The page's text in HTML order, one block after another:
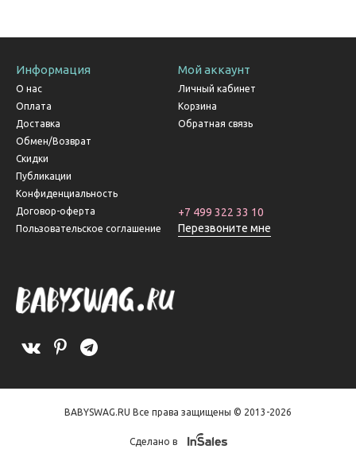
Информация
О нас
Оплата
Доставка
Обмен/Возврат
Скидки
Публикации
Конфиденциальность
Договор-оферта
Пользовательское соглашение
Мой аккаунт
Личный кабинет
Корзина
Обратная связь
+7 499 322 33 10
Перезвоните мне
BABYSWAG.RU Все права защищены © 2013-2026
Сделано в